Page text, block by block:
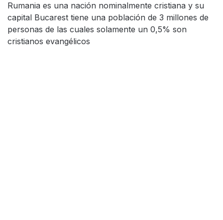
Rumania es una nación nominalmente cristiana y su
capital Bucarest tiene una población de 3 millones de
personas de las cuales solamente un 0,5% son
cristianos evangélicos